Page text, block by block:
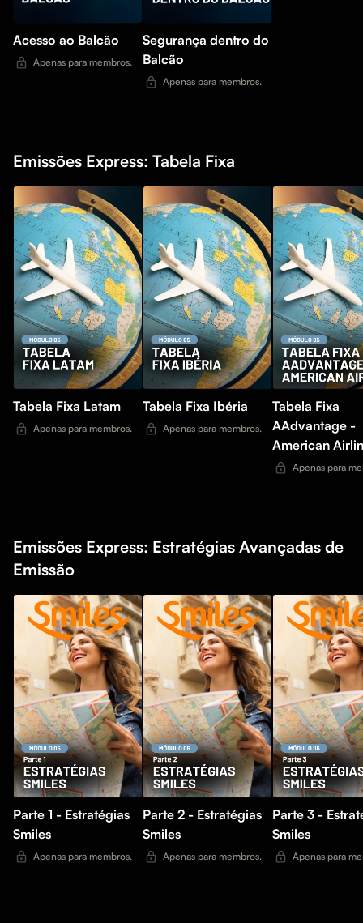
Acesso ao Balcão
Apenas para membros.
Segurança dentro do
Balcão
Apenas para membros.
Emissões Express: Tabela Fixa
Tabela Fixa Latam
Apenas para membros.
Tabela Fixa Ibéria
Apenas para membros.
Tabela Fixa
AAdvantage -
American
Apenas para
Emissões Express: Estratégias Avançadas de
Emissão
Parte 1 - Estratégias
Smiles
Apenas para membros.
Parte 2 - Estratégias
Smiles
Apenas para membros.
Parte 3 -
Smiles
Apenas para